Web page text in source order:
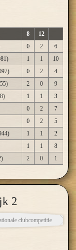
8
12
0 2
6
1 1
10
0 2
4
2 0
9
1 1
3
0 2
7
0 2
5
1 1
2
1 1
8
2 0 1
2
clubcompetitie